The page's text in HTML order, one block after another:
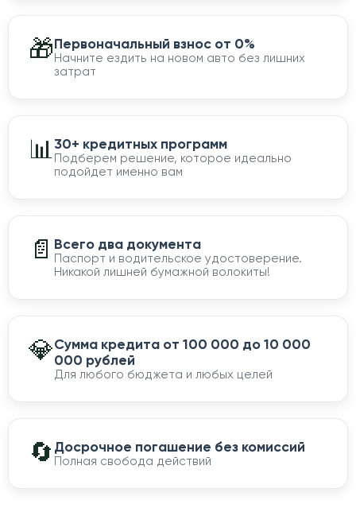
🎁Первоначальный взнос от 0%
Начните ездить на новом авто без лишних
затрат
📊30+ кредитных программ
Подберем решение, которое идеально
подойдет именно вам
📄 Всего два документа
Паспорт и водительское удостоверение.
Никакой лишней бумажной волокиты!
💎Сумма кредита от 100 000 до 10 000
000 рублей
Для любого бюджета и любых целей
🔄 Досрочное погашение без комиссий
Полная свобода действий